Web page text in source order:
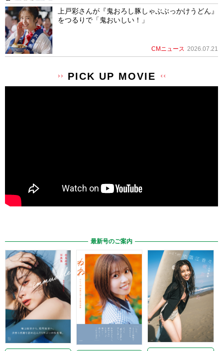
上戸彩さんが『鬼おろし豚しゃぶぶっかけうどん』
をつるりで「鬼おいしい！」
CMニュース 2026.07.21
PICK UP MOVIE
最新号のご案内